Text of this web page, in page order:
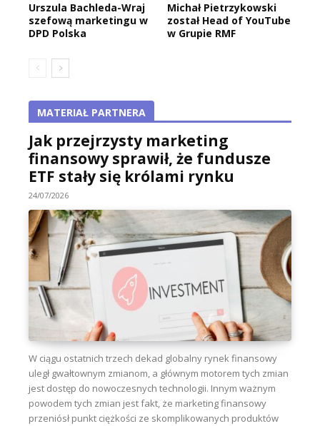
Urszula Bachleda-Wraj
szefową marketingu w
DPD Polska
Michał Pietrzykowski
został Head of YouTube
w Grupie RMF
MATERIAŁ PARTNERA
Jak przejrzysty marketing
finansowy sprawił, że fundusze
ETF stały się królami rynku
24/07/2026
W ciągu ostatnich trzech dekad globalny rynek finansowy
uległ gwałtownym zmianom, a głównym motorem tych zmian
jest dostęp do nowoczesnych technologii. Innym ważnym
powodem tych zmian jest fakt, że marketing finansowy
przeniósł punkt ciężkości ze skomplikowanych produktów